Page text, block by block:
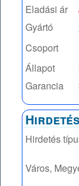
Eladási ár
Gyártó
Csoport
Állapot
Garancia
Hirdetés
Város,